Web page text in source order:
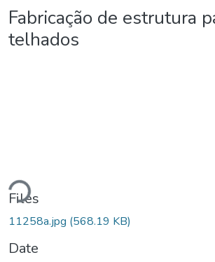
Fabricação de estrutura
telhados
Files
11258a.jpg (568.19 KB)
Date